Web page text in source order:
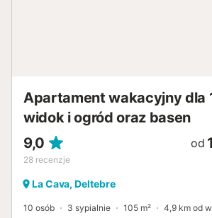
Apartament wakacyjny dla
widok i ogród oraz basen
9,0
28 recenzje
od
La Cava, Deltebre
10 osób 3 sypialnie 105 m² 4,9 km od